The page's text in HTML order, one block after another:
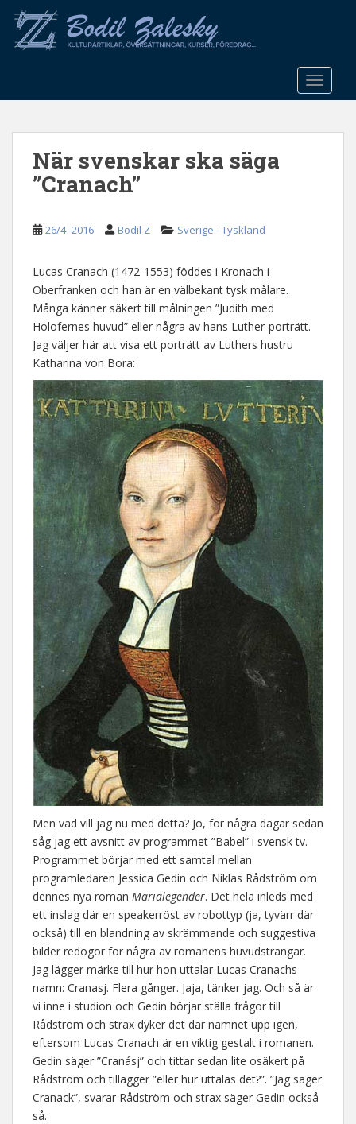
o
När svenskar ska säga
”Cranach”
26/4 -2016 Bodil Z Sverige - Tyskland
Lucas Cranach (1472-1553) föddes i Kronach i
Oberfranken och han är en välbekant tysk målare.
Många känner säkert till målningen ”Judith med
Holofernes huvud” eller några av hans Luther-porträtt.
Jag väljer här att visa ett porträtt av Luthers hustru
Katharina von Bora:
Men vad vill jag nu med detta? Jo, för några dagar sedan
såg jag ett avsnitt av programmet ”Babel” i svensk tv.
Programmet börjar med ett samtal mellan
programledaren Jessica Gedin och Niklas Rådström om
dennes nya roman Marialegender. Det hela inleds med
ett inslag där en speakerröst av robottyp (ja, tyvärr där
också) till en blandning av skrämmande och suggestiva
bilder redogör för några av romanens huvudsträngar.
Jag lägger märke till hur hon uttalar Lucas Cranachs
namn: Cranasj. Flera gånger. Jaja, tänker jag. Och så är
vi inne i studion och Gedin börjar ställa frågor till
Rådström och strax dyker det där namnet upp igen,
eftersom Lucas Cranach är en viktig gestalt i romanen.
Gedin säger ”Cranásj” och tittar sedan lite osäkert på
Rådström och tillägger ”eller hur uttalas det?”. ”Jag säger
Cranack”, svarar Rådström och strax säger Gedin också
så.